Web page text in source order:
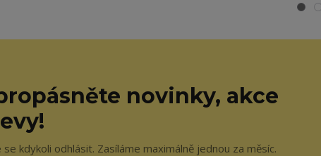
novinky, akce
se kdykoli odhlásit. Zasíláme maximálně jednou za měsíc.